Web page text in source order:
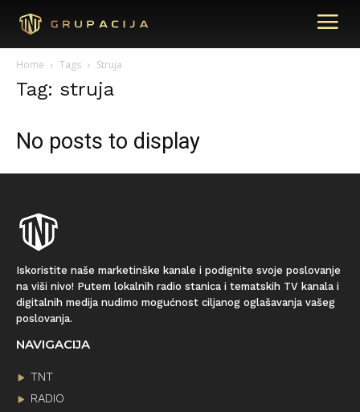
Home Tags Struja
Tag: struja
No posts to display
Iskoristite naše marketinške kanale i podignite svoje poslovanje
na viši nivo! Putem lokalnih radio stanica i tematskih TV kanala i
digitalnih medija nudimo mogućnost ciljanog oglašavanja vašeg
poslovanja.
NAVIGACIJA
TNT
RADIO